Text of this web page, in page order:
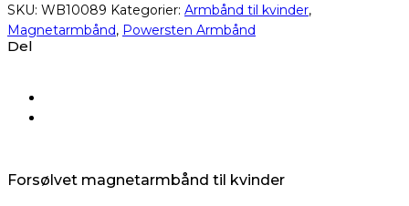
SKU: WB10089 Kategorier: Armbånd til kvinder,
Magnetarmbånd, Powersten Armbånd
Del
Forsølvet magnetarmbånd til kvinder